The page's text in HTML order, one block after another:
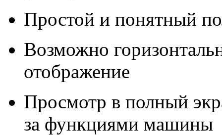
Простой и понятный
Возможно
отображение
Просмотр в полный
за функциями машины